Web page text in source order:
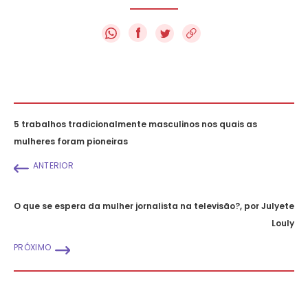
f
5 trabalhos tradicionalmente masculinos nos quais as
mulheres foram pioneiras
ANTERIOR
O que se espera da mulher jornalista na televisão?, por Julyete
Louly
PRÓXIMO